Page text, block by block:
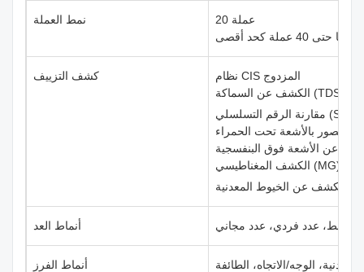
نمط العملة 20 عملة
كشف التزييف
نظام CIS المزدوج
الكشف عن السماكة (TDS)
مقارنة الرقم التسلسلي (SN)
الكشف المغناطيسي (MG)
أنماط العد مختلط، عدد فردي، عدد مجاني
أنماط الفرز